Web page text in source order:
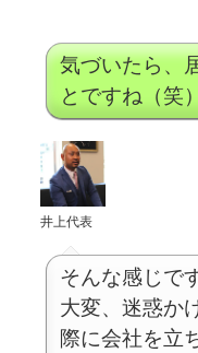
気づいたら、
とですね（笑）
井上代表
そんな感じで
大変、迷惑か
際に会社を立